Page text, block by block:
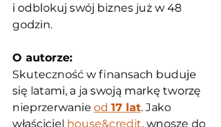
i odblokuj swój biznes już w 48
godzin.
O autorze:
Skuteczność w finansach buduje
się latami, a ja swoją markę tworzę
nieprzerwanie od 17 lat. Jako
właściciel house&credit, wnoszę do